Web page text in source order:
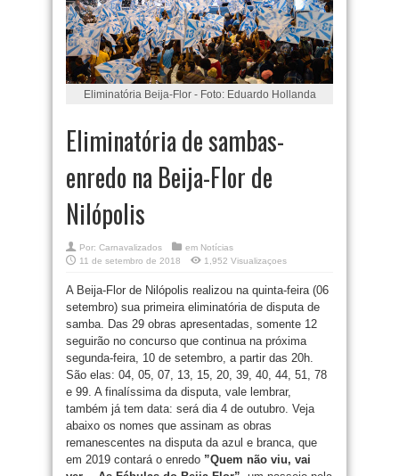
Eliminatória Beija-Flor - Foto: Eduardo Hollanda
Eliminatória de sambas-
enredo na Beija-Flor de
Nilópolis
Por: Carnavalizados em Notícias
11 de setembro de 2018
1,952 Visualizaçoes
A Beija-Flor de Nilópolis realizou na quinta-feira (06
setembro) sua primeira eliminatória de disputa de
samba. Das 29 obras apresentadas, somente 12
seguirão no concurso que continua na próxima
segunda-feira, 10 de setembro, a partir das 20h.
São elas: 04, 05, 07, 13, 15, 20, 39, 40, 44, 51, 78
e 99. A finalíssima da disputa, vale lembrar,
também já tem data: será dia 4 de outubro. Veja
abaixo os nomes que assinam as obras
remanescentes na disputa da azul e branca, que
em 2019 contará o enredo ”Quem não viu, vai